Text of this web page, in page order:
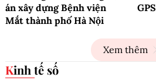
án xây dựng Bệnh viện
Mắt thành phố Hà Nội
GPS
Xem thêm
Kinh tế số